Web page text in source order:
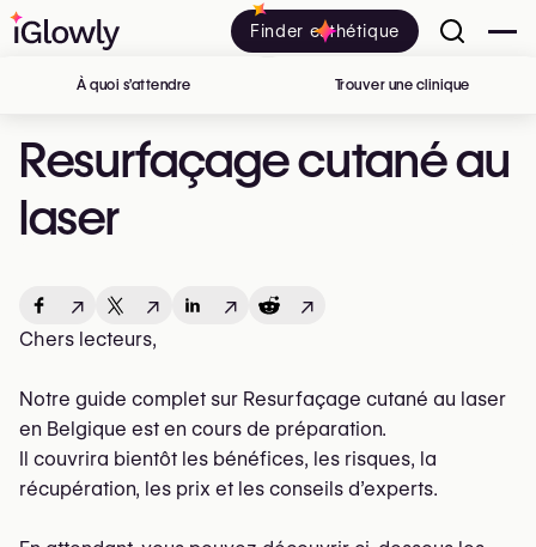
Finder esthétique
Resurfaçage cutané au
laser
À quoi s’attendre Trouver une clinique
↗ ↗ ↗ ↗
Chers lecteurs,
Notre guide complet sur Resurfaçage cutané au laser
en Belgique est en cours de préparation.
Il couvrira bientôt les bénéfices, les risques, la
récupération, les prix et les conseils d’experts.